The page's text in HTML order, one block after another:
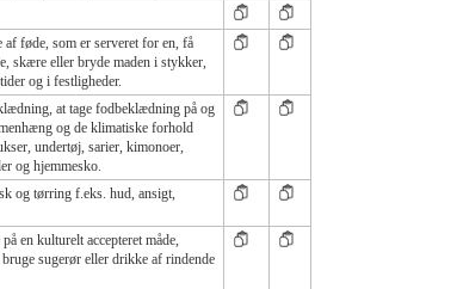
føde, som er serveret for en, få
skære eller bryde maden i stykker,
og i festligheder.
at tage fodbeklædning på og
og de klimatiske forhold
undertøj, sarier, kimonoer,
og hjemmesko.
og tørring f.eks. hud, ansigt,
en kulturelt accepteret måde,
sugerør eller drikke af rindende